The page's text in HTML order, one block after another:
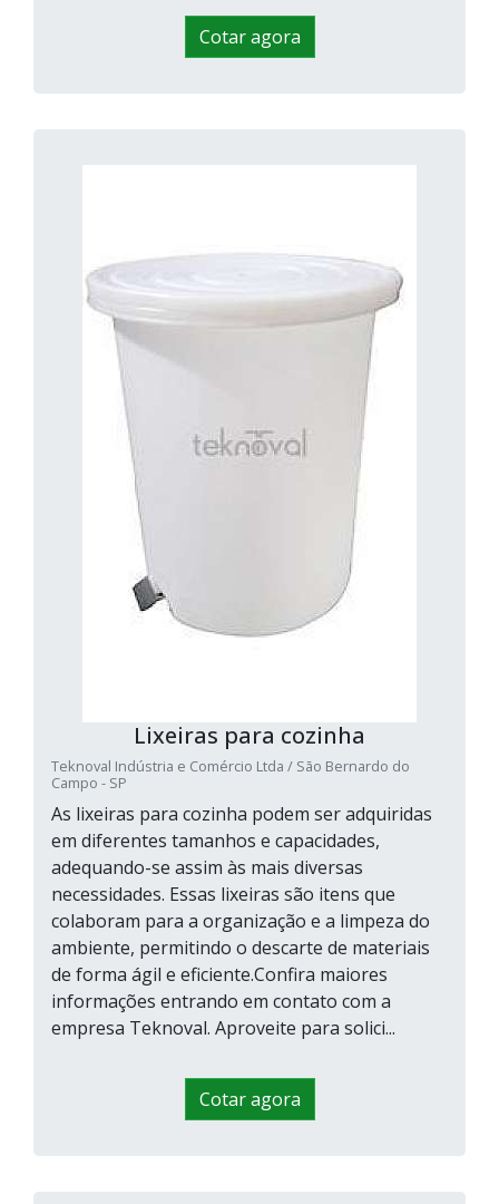
Cotar agora
Lixeiras para cozinha
Teknoval Indústria e Comércio Ltda / São Bernardo do
Campo - SP
As lixeiras para cozinha podem ser adquiridas
em diferentes tamanhos e capacidades,
adequando-se assim às mais diversas
necessidades. Essas lixeiras são itens que
colaboram para a organização e a limpeza do
ambiente, permitindo o descarte de materiais
de forma ágil e eficiente.Confira maiores
informações entrando em contato com a
empresa Teknoval. Aproveite para solici...
Cotar agora